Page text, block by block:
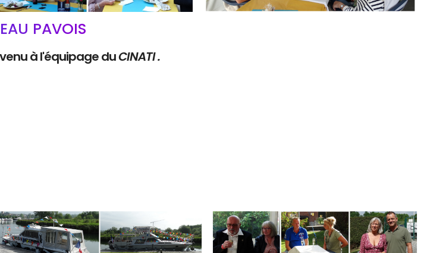
PAVOIS
à l'équipage duCINATI .
ARMCHAIR
Branding
ARMCHAIR